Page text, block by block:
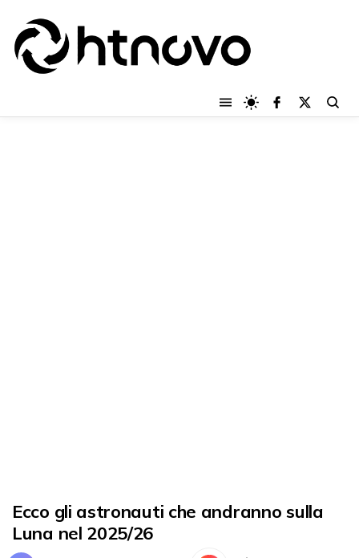
Ecco gli astronauti che andranno sulla
Luna nel 2025/26